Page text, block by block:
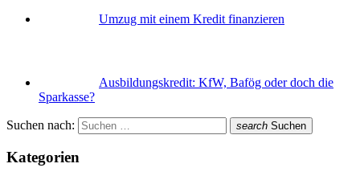
Umzug mit einem Kredit finanzieren
Ausbildungskredit: KfW, Bafög oder doch die
Sparkasse?
Suchen nach: search Suchen
Kategorien